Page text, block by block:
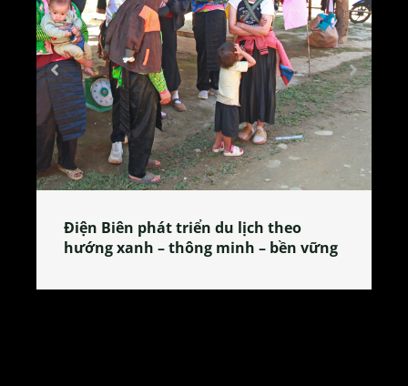
du lịch theo
minh – bền vững
Làng làm bánh tẻ Phú
tỏa đặc sản xứ Đoài